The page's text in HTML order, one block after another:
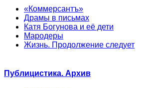
«Коммерсантъ»
Драмы в письмах
Катя Богунова и её дети
Мародеры
Жизнь. Продолжение следует
Публицистика. Архив